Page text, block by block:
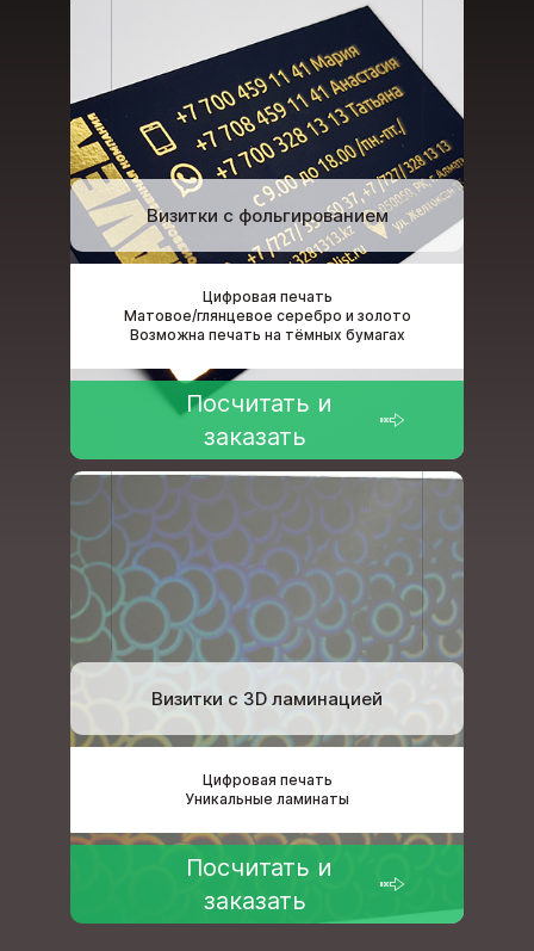
Визитки с фольгированием
Цифровая печать
Матовое/глянцевое серебро и золото
Возможна печать на тёмных бумагах
Посчитать и
заказать
Визитки с 3D ламинацией
Цифровая печать
Уникальные ламинаты
Посчитать и
заказать